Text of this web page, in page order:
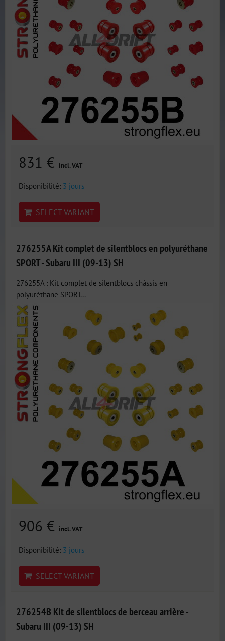
831 € incl. VAT
Disponibilité: 3 jours
SELECT VARIANT
276255A Kit complet de silentblocs en polyuréthane
SPORT - Subaru III (09-13) SH
276255A : Kit complet de silentblocs châssis en
polyuréthane SPORT...
906 € incl. VAT
Disponibilité: 3 jours
SELECT VARIANT
276254B Kit de silentblocs de berceau arrière -
Subaru III (09-13) SH